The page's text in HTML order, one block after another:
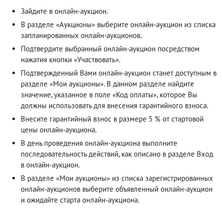
Зайдите в онлайн-аукцион.
В разделе «Аукционы» выберите онлайн-аукцион из списка
запланированных онлайн-аукционов.
Подтвердите выбранный онлайн-аукцион посредством
нажатия кнопки «Участвовать».
Подтвержденный Вами онлайн-аукцион станет доступным в
разделе «Мои аукционы». В данном разделе найдите
значение, указанное в поле «Код оплаты», которое Вы
должны использовать для внесения гарантийного взноса.
Внесите гарантийный взнос в размере 5 % от стартовой
цены онлайн-аукциона.
В день проведения онлайн-аукциона выполните
последовательность действий, как описано в разделе Вход
в онлайн-аукцион.
В разделе «Мои аукционы» из списка зарегистрированных
онлайн-аукционов выберите объявленный онлайн-аукцион
и ожидайте старта онлайн-аукциона.